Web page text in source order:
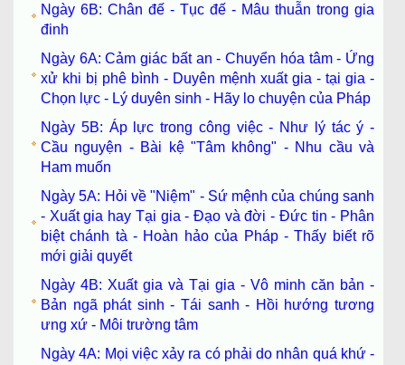
Ngày 6B: Chân đế - Tục đế - Mâu thuẫn trong gia
đinh
Ngày 6A: Cảm giác bất an - Chuyển hóa tâm - Ứng
xử khi bị phê bình - Duyên mệnh xuất gia - tại gia -
Chọn lực - Lý duyên sinh - Hãy lo chuyện của Pháp
Ngày 5B: Áp lực trong công việc - Như lý tác ý -
Cầu nguyện - Bài kệ "Tâm không" - Nhu cầu và
Ham muốn
Ngày 5A: Hỏi về "Niệm" - Sứ mệnh của chúng sanh
- Xuất gia hay Tại gia - Đạo và đời - Đức tin - Phân
biệt chánh tà - Hoàn hảo của Pháp - Thấy biết rõ
mới giải quyết
Ngày 4B: Xuất gia và Tại gia - Vô minh căn bản -
Bản ngã phát sinh - Tái sanh - Hồi hướng tương
ưng xứ - Môi trường tâm
Ngày 4A: Mọi việc xảy ra có phải do nhân quá khứ -